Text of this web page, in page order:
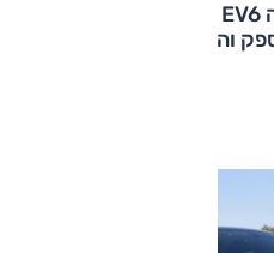
והביצועים פחות. מבחן עם